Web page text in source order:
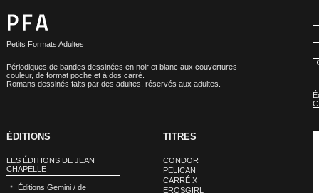
Petits Formats Adultes
Périodiques de bandes dessinées en noir et blanc aux couvertures
couleur, de format poche et à dos carré.
Romans dessinés faits par des adultes, réservés aux adultes.
ÉDITIONS
LES ÉDITIONS DE JEAN
CHAPELLE
Éditions Gemini / de
TITRES
CONDOR
PELICAN
CARRÉ X
EROSGIRL